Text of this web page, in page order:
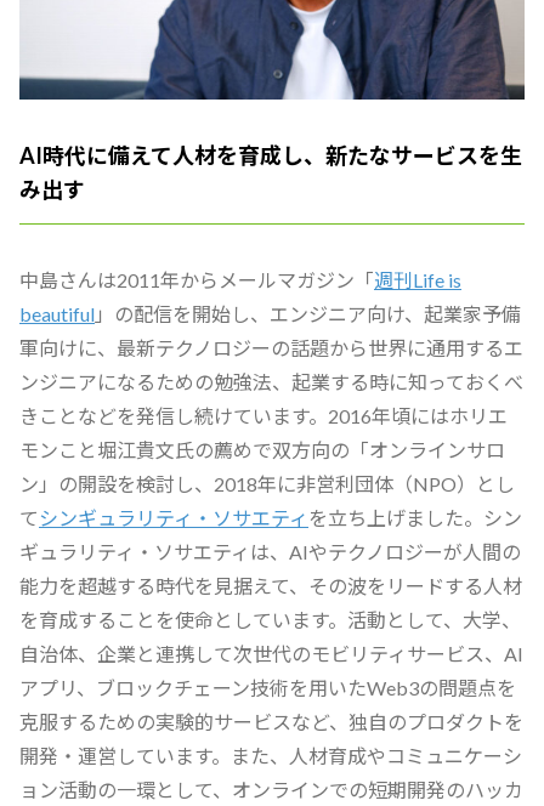
AI時代に備えて人材を育成し、新たなサービスを生
み出す
中島さんは2011年からメールマガジン「週刊Life is
beautiful 」の配信を開始し、エンジニア向け、起業家予備
軍向けに、最新テクノロジーの話題から世界に通用するエ
ンジニアになるための勉強法、起業する時に知っておくべ
きことなどを発信し続けています。2016年頃にはホリエ
モンこと堀江貴文氏の薦めで双方向の「オンラインサロ
ン」の開設を検討し、2018年に非営利団体（NPO）とし
て シンギュラリティ・ソサエティ を立ち上げました。シン
ギュラリティ・ソサエティは、AIやテクノロジーが人間の
能力を超越する時代を見据えて、その波をリードする人材
を育成することを使命としています。活動として、大学、
自治体、企業と連携して次世代のモビリティサービス、AI
アプリ、ブロックチェーン技術を用いたWeb3の問題点を
克服するための実験的サービスなど、独自のプロダクトを
開発・運営しています。また、人材育成やコミュニケーシ
ョン活動の一環として、オンラインでの短期開発のハッカ